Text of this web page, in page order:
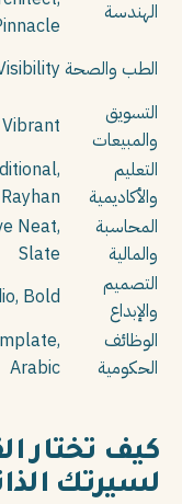
الهندسة
الطب والصحة
التسويق
والمبيعات
التعليم
والأكاديمية
Rayhan
المحاسبة
والمالية
Neat,
Slate
التصميم
والإبداع
Bold
الوظائف
الحكومية
Arabic
كيف تختار
لسيرتك